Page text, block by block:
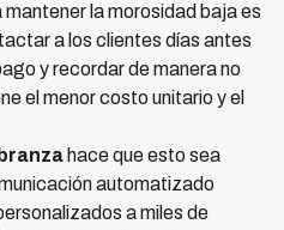
la morosidad baja es
a los clientes días antes
y recordar de manera no
el menor costo unitario y el
hace que esto sea
automatizado
a miles de